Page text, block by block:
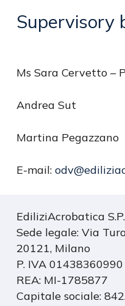
Supervisory
Ms Sara Cervetto –
Andrea Sut
Martina Pegazzano
E-mail:
EdiliziAcrobatica
Sede legale: Via
20121, Milano
P. IVA 01438360990
REA: MI-1785877
Capitale sociale: